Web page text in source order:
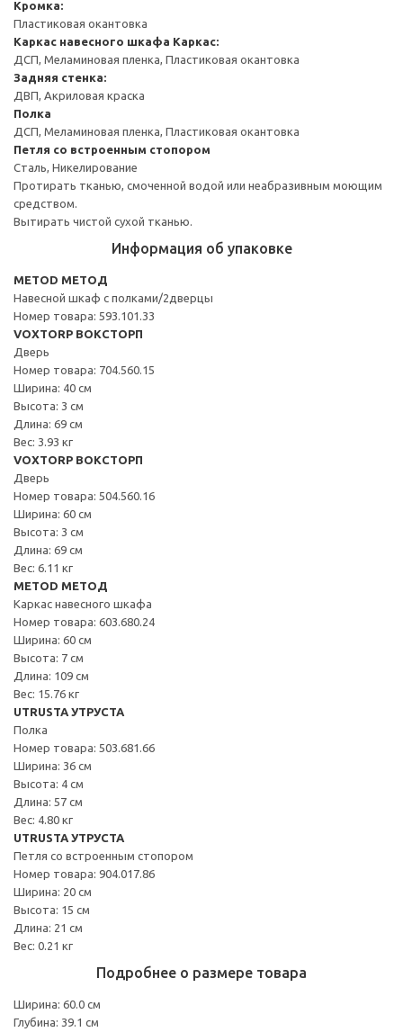
Кромка:
Пластиковая окантовка
Каркас навесного шкафа Каркас:
ДСП, Меламиновая пленка, Пластиковая окантовка
Задняя стенка:
ДВП, Акриловая краска
Полка
ДСП, Меламиновая пленка, Пластиковая окантовка
Петля со встроенным стопором
Сталь, Никелирование
Протирать тканью, смоченной водой или неабразивным моющим
средством.
Вытирать чистой сухой тканью.
Информация об упаковке
METOD МЕТОД
Навесной шкаф с полками/2дверцы
Номер товара: 593.101.33
VOXTORP ВОКСТОРП
Дверь
Номер товара: 704.560.15
Ширина: 40 см
Высота: 3 см
Длина: 69 см
Вес: 3.93 кг
VOXTORP ВОКСТОРП
Дверь
Номер товара: 504.560.16
Ширина: 60 см
Высота: 3 см
Длина: 69 см
Вес: 6.11 кг
METOD МЕТОД
Каркас навесного шкафа
Номер товара: 603.680.24
Ширина: 60 см
Высота: 7 см
Длина: 109 см
Вес: 15.76 кг
UTRUSTA УТРУСТА
Полка
Номер товара: 503.681.66
Ширина: 36 см
Высота: 4 см
Длина: 57 см
Вес: 4.80 кг
UTRUSTA УТРУСТА
Петля со встроенным стопором
Номер товара: 904.017.86
Ширина: 20 см
Высота: 15 см
Длина: 21 см
Вес: 0.21 кг
Подробнее о размере товара
Ширина: 60.0 см
Глубина: 39.1 см